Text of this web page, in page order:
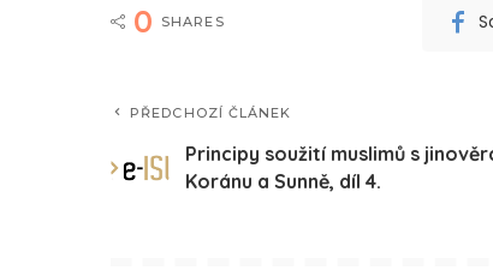
0 SHARES
PŘEDCHOZÍ ČLÁNEK
Principy soužití muslimů s
Koránu a Sunně, díl 4.